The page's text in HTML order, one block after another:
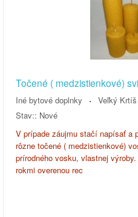
Točené ( medzistienkové)
Iné bytové doplnky
Veľký Krtíš
Stav:: Nové
V prípade záujmu stačí napísať a
rôzne točené ( medzistienkové)
prírodného vosku, vlastnej
rokmi overenou rec